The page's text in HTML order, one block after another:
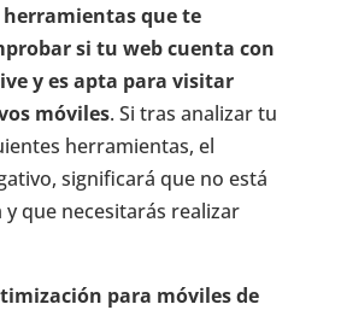
herramientas que te
si tu web cuenta con
y es apta para visitar
móviles. Si tras analizar tu
herramientas, el
significará que no está
que necesitarás realizar
para móviles de